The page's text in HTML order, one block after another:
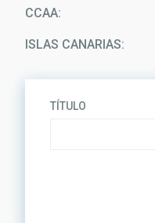
la
navegación
CCAA
ISLAS CANARIAS
TÍTULO